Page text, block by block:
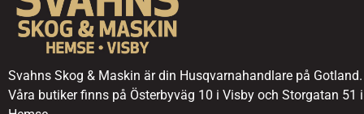
Svahns Skog & Maskin är din Husqvarnahandlare på Gotland.
Våra butiker finns på Österbyväg 10 i Visby och Storgatan 51 i